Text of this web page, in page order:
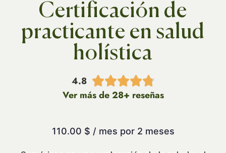
Certificación de
practicante en salud
holística
4.8 
Ver más de 28+ reseñas
110.00 $ / mes por 2 meses